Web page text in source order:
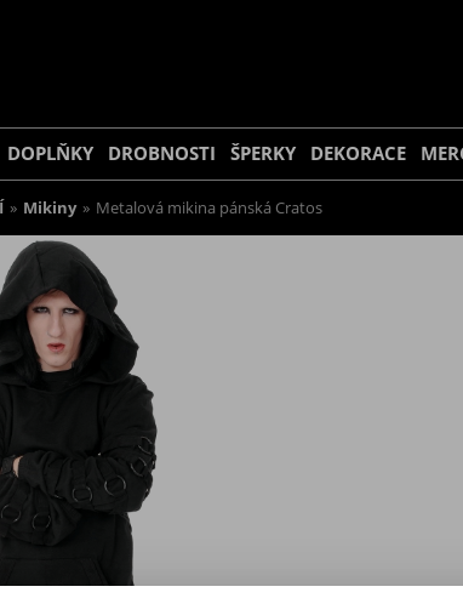
DOPLŇKY DROBNOSTI ŠPERKY DEKORACE
» Mikiny » Metalová mikina pánská Cratos